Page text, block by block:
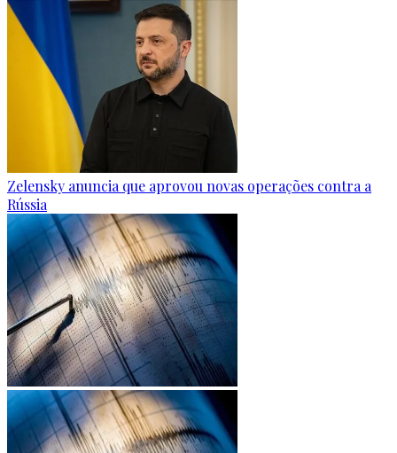
Zelensky anuncia que aprovou novas operações contra a
Rússia